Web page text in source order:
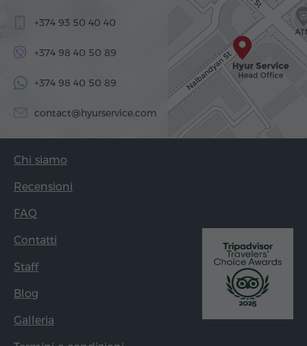
+374 93 50 40 40
+374 98 40 50 89
+374 98 40 50 89
contact@hyurservice.com
Chi siamo
Recensioni
FAQ
Contatti
Staff
Blog
Galleria